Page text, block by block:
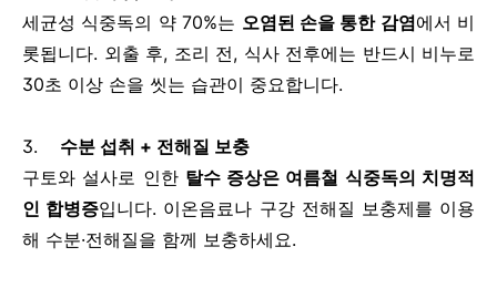
세균성 식중독의 약 70%는 오염된 손을 통한 감염에서 비
롯됩니다. 외출 후, 조리 전, 식사 전후에는 반드시 비누로
30초 이상 손을 씻는 습관이 중요합니다.
3. 수분 섭취 + 전해질 보충
구토와 설사로 인한 탈수 증상은 여름철 식중독의 치명적
인 합병증입니다. 이온음료나 구강 전해질 보충제를 이용
해 수분·전해질을 함께 보충하세요.